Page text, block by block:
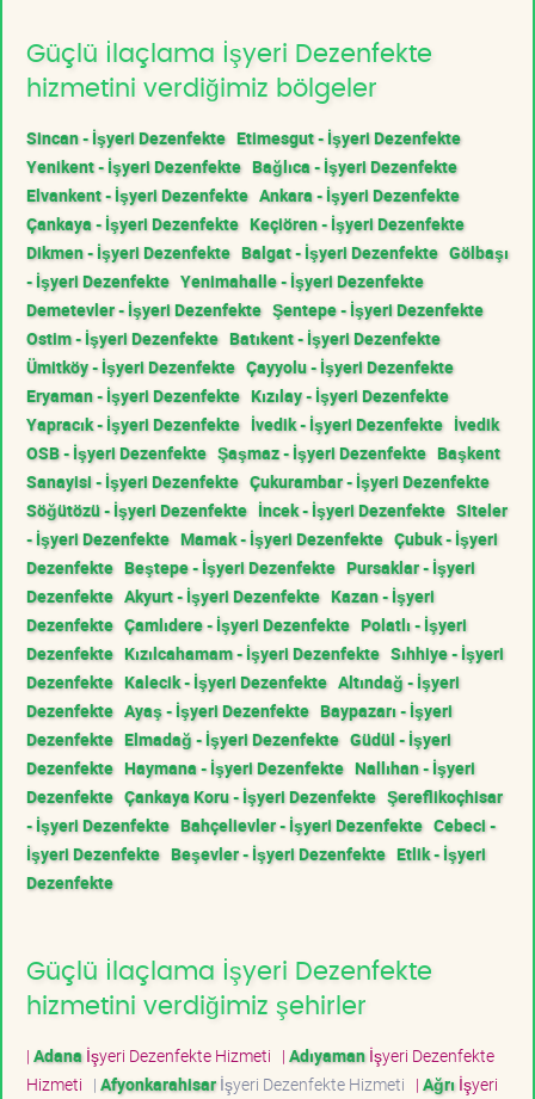
Güçlü İlaçlama İşyeri Dezenfekte
hizmetini verdiğimiz bölgeler
Sincan - İşyeri Dezenfekte Etimesgut - İşyeri Dezenfekte
Yenikent - İşyeri Dezenfekte Bağlıca - İşyeri Dezenfekte
Elvankent - İşyeri Dezenfekte Ankara - İşyeri Dezenfekte
Çankaya - İşyeri Dezenfekte Keçiören - İşyeri Dezenfekte
Dikmen - İşyeri Dezenfekte Balgat - İşyeri Dezenfekte Gölbaşı
- İşyeri Dezenfekte Yenimahalle - İşyeri Dezenfekte
Demetevler - İşyeri Dezenfekte Şentepe - İşyeri Dezenfekte
Ostim - İşyeri Dezenfekte Batıkent - İşyeri Dezenfekte
Ümitköy - İşyeri Dezenfekte Çayyolu - İşyeri Dezenfekte
Eryaman - İşyeri Dezenfekte Kızılay - İşyeri Dezenfekte
Yapracık - İşyeri Dezenfekte İvedik - İşyeri Dezenfekte İvedik
OSB - İşyeri Dezenfekte Şaşmaz - İşyeri Dezenfekte Başkent
Sanayisi - İşyeri Dezenfekte Çukurambar - İşyeri Dezenfekte
Söğütözü - İşyeri Dezenfekte İncek - İşyeri Dezenfekte Siteler
- İşyeri Dezenfekte Mamak - İşyeri Dezenfekte Çubuk - İşyeri
Dezenfekte Beştepe - İşyeri Dezenfekte Pursaklar - İşyeri
Dezenfekte Akyurt - İşyeri Dezenfekte Kazan - İşyeri
Dezenfekte Çamlıdere - İşyeri Dezenfekte Polatlı - İşyeri
Dezenfekte Kızılcahamam - İşyeri Dezenfekte Sıhhiye - İşyeri
Dezenfekte Kalecik - İşyeri Dezenfekte Altındağ - İşyeri
Dezenfekte Ayaş - İşyeri Dezenfekte Baypazarı - İşyeri
Dezenfekte Elmadağ - İşyeri Dezenfekte Güdül - İşyeri
Dezenfekte Haymana - İşyeri Dezenfekte Nallıhan - İşyeri
Dezenfekte Çankaya Koru - İşyeri Dezenfekte Şereflikoçhisar
- İşyeri Dezenfekte Bahçelievler - İşyeri Dezenfekte Cebeci -
İşyeri Dezenfekte Beşevler - İşyeri Dezenfekte Etlik - İşyeri
Dezenfekte
Güçlü İlaçlama İşyeri Dezenfekte
hizmetini verdiğimiz şehirler
| Adana İşyeri Dezenfekte Hizmeti | Adıyamanİşyeri Dezenfekte
Hizmeti | Afyonkarahisarİşyeri Dezenfekte Hizmeti | Ağrı İşyeri